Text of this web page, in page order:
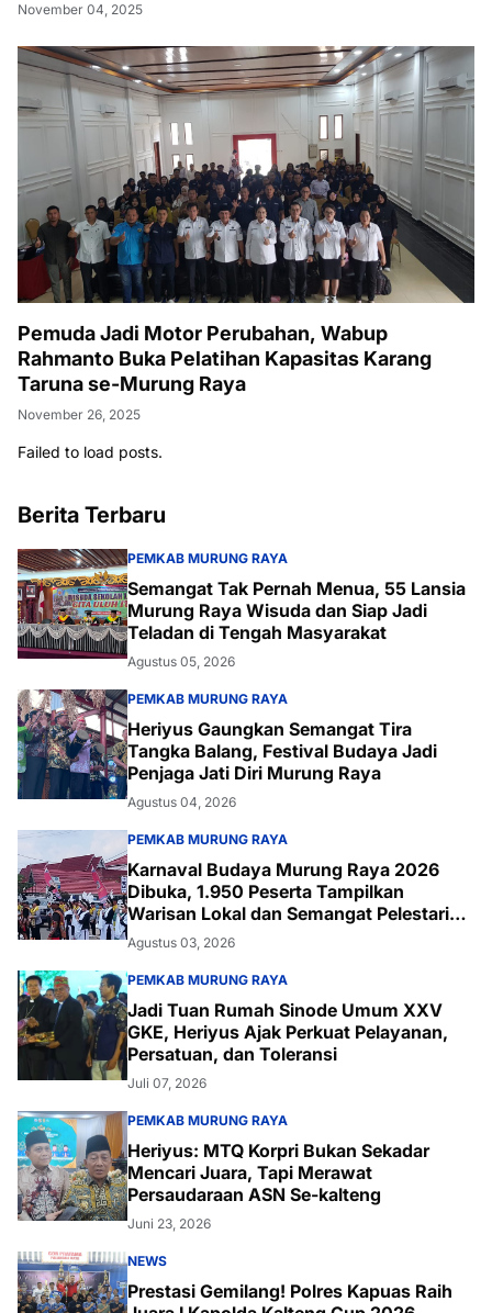
November 04, 2025
Pemuda Jadi Motor Perubahan, Wabup
Rahmanto Buka Pelatihan Kapasitas Karang
Taruna se-Murung Raya
November 26, 2025
Failed to load posts.
Berita Terbaru
PEMKAB MURUNG RAYA
Semangat Tak Pernah Menua, 55 Lansia
Murung Raya Wisuda dan Siap Jadi
Teladan di Tengah Masyarakat
Agustus 05, 2026
PEMKAB MURUNG RAYA
Heriyus Gaungkan Semangat Tira
Tangka Balang, Festival Budaya Jadi
Penjaga Jati Diri Murung Raya
Agustus 04, 2026
PEMKAB MURUNG RAYA
Karnaval Budaya Murung Raya 2026
Dibuka, 1.950 Peserta Tampilkan
Warisan Lokal dan Semangat Pelestarian
Budaya
Agustus 03, 2026
PEMKAB MURUNG RAYA
Jadi Tuan Rumah Sinode Umum XXV
GKE, Heriyus Ajak Perkuat Pelayanan,
Persatuan, dan Toleransi
Juli 07, 2026
PEMKAB MURUNG RAYA
Heriyus: MTQ Korpri Bukan Sekadar
Mencari Juara, Tapi Merawat
Persaudaraan ASN Se-kalteng
Juni 23, 2026
NEWS
Prestasi Gemilang! Polres Kapuas Raih